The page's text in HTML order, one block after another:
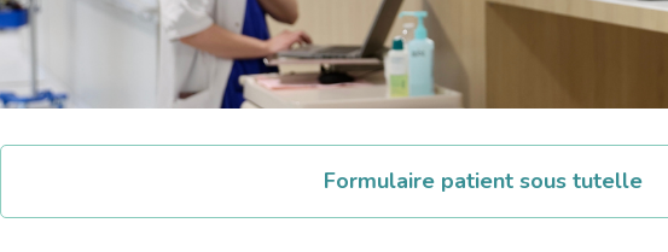
Formulaire patient sous tutelle